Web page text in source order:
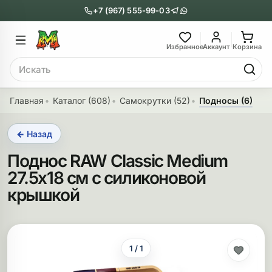
+7 (967) 555-99-03
ИзбранноеАккаунт Корзина
Поиск
Главное меню
Бонги
бонги
с перколятором
Главное
Трубки
Металлические
Главная Каталог (608) Самокрутки (52) Подносы (6)
← Назад
Поднос RAW Classic Medium
27.5х18 см с силиконовой
крышкой
1 / 1